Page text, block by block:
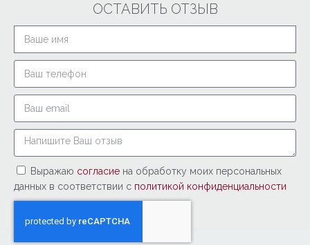
ОСТАВИТЬ ОТЗЫВ
Выражаю согласие на обработку моих персональных
данных в соответствии с политикой конфиденциальности